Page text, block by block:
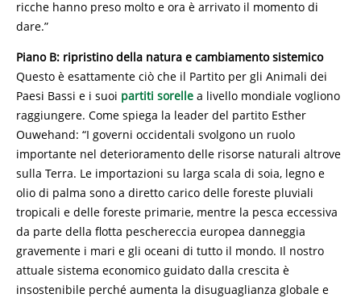
ricche hanno preso molto e ora è arrivato il momento di
dare.”
Piano B: ripristino della natura e cambiamento sistemico
Questo è esattamente ciò che il Partito per gli Animali dei
Paesi Bassi e i suoi partiti sorelle a livello mondiale vogliono
raggiungere. Come spiega la leader del partito Esther
Ouwehand: “I governi occidentali svolgono un ruolo
importante nel deterioramento delle risorse naturali altrove
sulla Terra. Le importazioni su larga scala di soia, legno e
olio di palma sono a diretto carico delle foreste pluviali
tropicali e delle foreste primarie, mentre la pesca eccessiva
da parte della flotta peschereccia europea danneggia
gravemente i mari e gli oceani di tutto il mondo. Il nostro
attuale sistema economico guidato dalla crescita è
insostenibile perché aumenta la disuguaglianza globale e